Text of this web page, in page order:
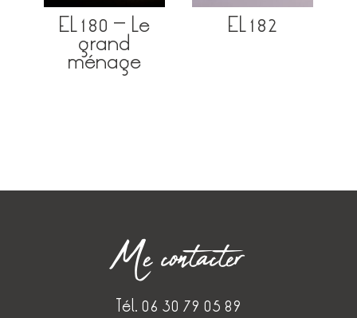
EL180 – Le
grand
ménage
EL182
Me contacter
Tél. 06 30 79 05 89